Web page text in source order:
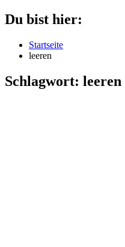
Du bist hier:
Startseite
leeren
Schlagwort: leeren